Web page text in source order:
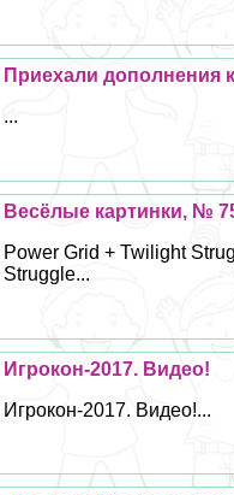
Приехали дополнения
...
Весёлые картинки, №
Power Grid + Twilight
Struggle...
Игрокон-2017. Видео!
Игрокон-2017. Видео!...